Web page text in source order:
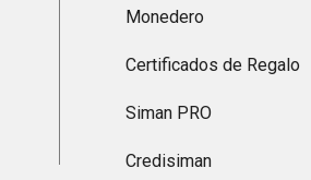
Monedero
Certificados de Regalo
Siman PRO
Credisiman